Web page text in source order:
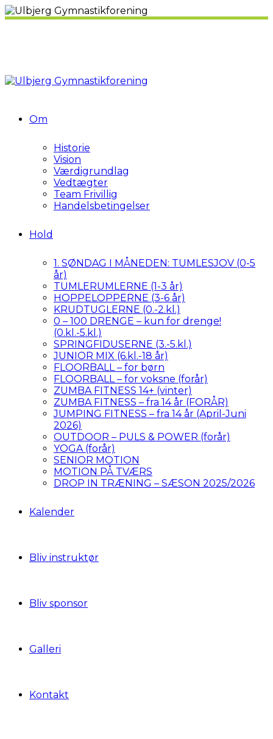
Om
Historie
Vision
Værdigrundlag
Vedtægter
Team Frivillig
Handelsbetingelser
Hold
1. SØNDAG I MÅNEDEN: TUMLESJOV (0-5
år)
TUMLERUMLERNE (1-3 år)
HOPPELOPPERNE (3-6 år)
KRUDTUGLERNE (0.-2.kl.)
0 – 100 DRENGE – kun for drenge!
(0.kl.-5.kl.)
SPRINGFIDUSERNE (3.-5.kl.)
JUNIOR MIX (6.kl.-18 år)
FLOORBALL – for børn
FLOORBALL – for voksne (forår)
ZUMBA FITNESS 14+ (vinter)
ZUMBA FITNESS – fra 14 år (FORÅR)
JUMPING FITNESS – fra 14 år (April-Juni
2026)
OUTDOOR – PULS & POWER (forår)
YOGA (forår)
SENIOR MOTION
MOTION PÅ TVÆRS
DROP IN TRÆNING – SÆSON 2025/2026
Kalender
Bliv instruktør
Bliv sponsor
Galleri
Kontakt